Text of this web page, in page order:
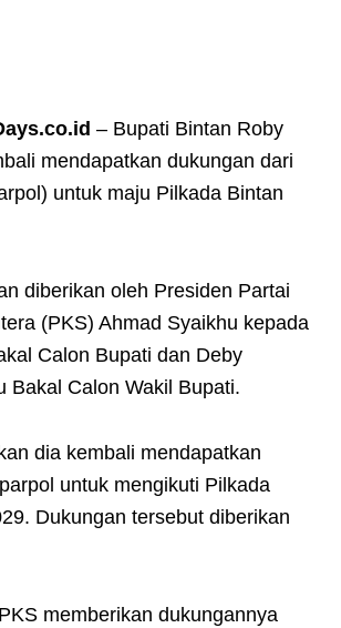
– Bupati Bintan Roby
mendapatkan dukungan dari
untuk maju Pilkada Bintan
diberikan oleh Presiden Partai
(PKS) Ahmad Syaikhu kepada
Calon Bupati dan Deby
Bakal Calon Wakil Bupati.
dia kembali mendapatkan
untuk mengikuti Pilkada
Dukungan tersebut diberikan
memberikan dukungannya